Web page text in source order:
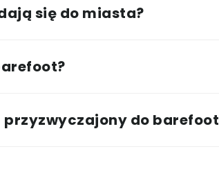
się do miasta?
przyzwyczajony do